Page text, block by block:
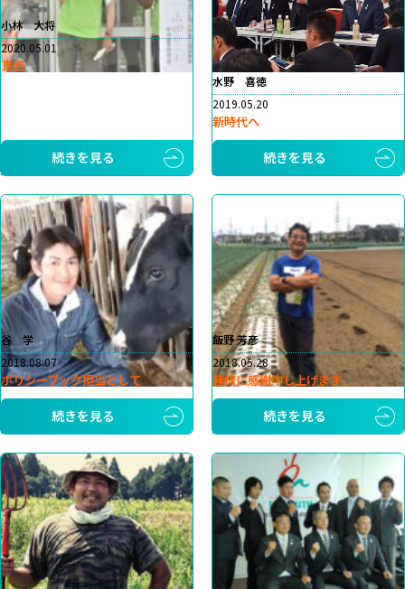
小林 大将
2020.05.01
真価
続きを見る
水野 喜徳
2019.05.20
新時代へ
続きを見る
谷 学
2018.08.07
ポリシーブック担当として
続きを見る
飯野 芳彦
2018.05.28
皆様に感謝申し上げます
続きを見る